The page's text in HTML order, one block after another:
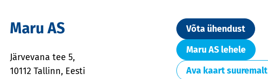
Maru AS
Järvevana tee 5,
10112 Tallinn, Eesti
Võta ühendust
Maru AS lehele
Ava kaart suuremalt